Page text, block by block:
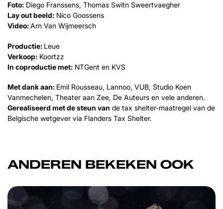
Foto: Diego Franssens, Thomas Switn Sweertvaegher
Lay out beeld: Nico Goossens
Video:Arn Van Wijmeersch
Productie: Leue
Verkoop: Koortzz
In coproductie met: NTGent en KVS
Met dank aan: Emil Rousseau, Lannoo, VUB, Studio Koen
Vanmechelen, Theater aan Zee, De Auteurs en vele anderen.
Gerealiseerd met de steun van de tax shelter-maatregel van de
Belgische wetgever via Flanders Tax Shelter.
ANDEREN BEKEKEN OOK
Overslaan